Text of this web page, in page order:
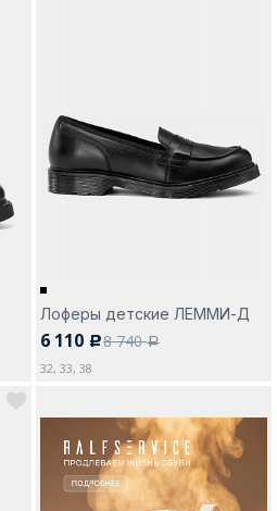
Изменить город
Лоферы детские ЛЕММИ-Д
6 110 c8 740a
32, 33, 38